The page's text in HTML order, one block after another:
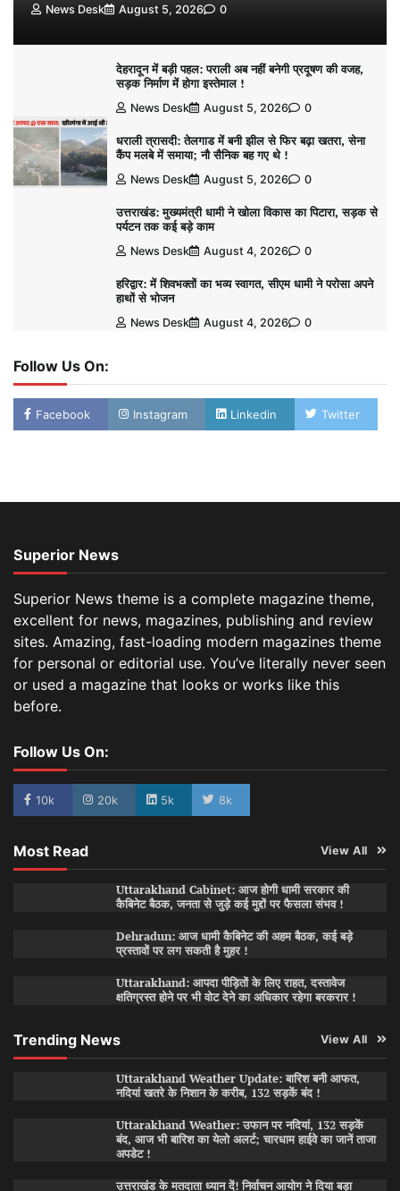
News Desk August 5, 2026 0
देहरादून में बड़ी पहल: पराली अब नहीं बनेगी प्रदूषण की वजह,
सड़क निर्माण में होगा इस्तेमाल !
News Desk August 5, 2026 0
धराली त्रासदी: तेलगाड में बनी झील से फिर बढ़ा खतरा, सेना
कैंप मलबे में समाया; नौ सैनिक बह गए थे !
News Desk August 5, 2026 0
उत्तराखंड: मुख्यमंत्री धामी ने खोला विकास का पिटारा, सड़क से
पर्यटन तक कई बड़े काम
News Desk August 4, 2026 0
हरिद्वार: में शिवभक्तों का भव्य स्वागत, सीएम धामी ने परोसा अपने
हाथों से भोजन
News Desk August 4, 2026 0
Follow Us On:
Facebook Instagram Linkedin Twitter
Superior News
Superior News theme is a complete magazine theme,
excellent for news, magazines, publishing and review
sites. Amazing, fast-loading modern magazines theme
for personal or editorial use. You’ve literally never seen
or used a magazine that looks or works like this
before.
Follow Us On:
10k 20k 5k 8k
Most Read View All
Uttarakhand Cabinet: आज होगी धामी सरकार की
कैबिनेट बैठक, जनता से जुड़े कई मुद्दों पर फैसला संभव !
Dehradun: आज धामी कैबिनेट की अहम बैठक, कई बड़े
प्रस्तावों पर लग सकती है मुहर !
Uttarakhand: आपदा पीड़ितों के लिए राहत, दस्तावेज
क्षतिग्रस्त होने पर भी वोट देने का अधिकार रहेगा बरकरार !
Trending News View All
Uttarakhand Weather Update: बारिश बनी आफत,
नदियां खतरे के निशान के करीब, 132 सड़कें बंद !
Uttarakhand Weather: उफान पर नदियां, 132 सड़कें
बंद, आज भी बारिश का येलो अलर्ट; चारधाम हाईवे का जानें ताजा
अपडेट !
उत्तराखंड के मतदाता ध्यान दें! निर्वाचन आयोग ने दिया बड़ा